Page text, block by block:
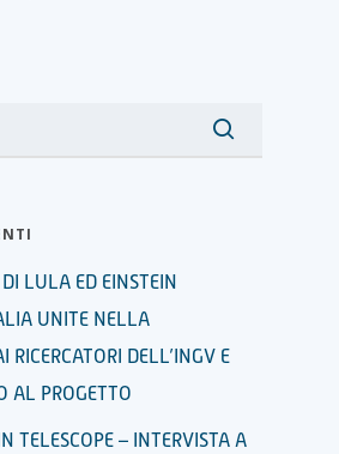
LULA ED EINSTEIN
UNITE NELLA
RICERCATORI DELL’INGV E
AL PROGETTO
TELESCOPE – INTERVISTA A